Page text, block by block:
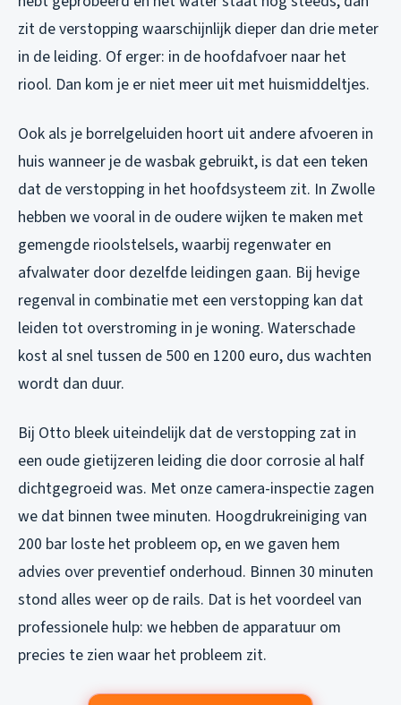
zit de verstopping waarschijnlijk dieper dan drie meter
in de leiding. Of erger: in de hoofdafvoer naar het
riool. Dan kom je er niet meer uit met huismiddeltjes.
Ook als je borrelgeluiden hoort uit andere afvoeren in
huis wanneer je de wasbak gebruikt, is dat een teken
dat de verstopping in het hoofdsysteem zit. In Zwolle
hebben we vooral in de oudere wijken te maken met
gemengde rioolstelsels, waarbij regenwater en
afvalwater door dezelfde leidingen gaan. Bij hevige
regenval in combinatie met een verstopping kan dat
leiden tot overstroming in je woning. Waterschade
kost al snel tussen de 500 en 1200 euro, dus wachten
wordt dan duur.
Bij Otto bleek uiteindelijk dat de verstopping zat in
een oude gietijzeren leiding die door corrosie al half
dichtgegroeid was. Met onze camera-inspectie zagen
we dat binnen twee minuten. Hoogdrukreiniging van
200 bar loste het probleem op, en we gaven hem
advies over preventief onderhoud. Binnen 30 minuten
stond alles weer op de rails. Dat is het voordeel van
professionele hulp: we hebben de apparatuur om
precies te zien waar het probleem zit.